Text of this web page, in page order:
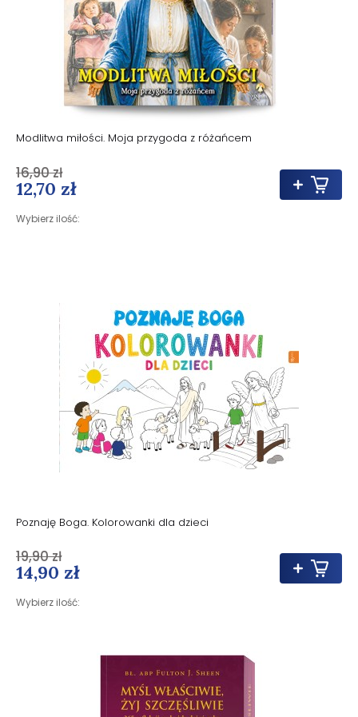
Modlitwa miłości. Moja przygoda z różańcem
12,70 zł
Wybierz ilość:
16,90 zł
Poznaję Boga. Kolorowanki dla dzieci
14,90 zł
Wybierz ilość:
19,90 zł